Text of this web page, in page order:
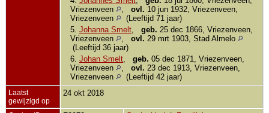
Vriezenveen
ovl. 10 jun 1932, Vriezenveen,
Vriezenveen
(Leeftijd 71 jaar)
5. Johanna Smelt geb. 25 dec 1866, Vriezenveen,
Vriezenveen
ovl. 29 mrt 1903, Stad Almelo
(Leeftijd 36 jaar)
6. Johan Smelt geb. 05 dec 1871, Vriezenveen,
Vriezenveen
ovl. 23 dec 1913, Vriezenveen,
Vriezenveen
(Leeftijd 42 jaar)
Laatst
gewijzigd op
24 okt 2018